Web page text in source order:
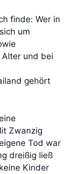
finde: Wer in
um
und bei
gehört
Zwanzig
Tod war
dreißig ließ
Kinder